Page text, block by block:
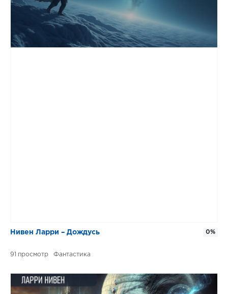
Нивен Ларри – Дождусь
91 Фантастика
0%